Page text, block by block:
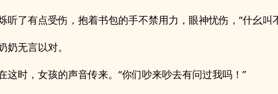
听了有点受伤，抱着书包的手不禁用力，眼神忧伤，“什幺叫
奶无言以对。
这时，女孩的声音传来。“你们吵来吵去有问过我吗！”